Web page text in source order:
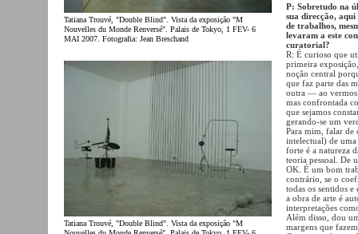
Tatiana Trouvé, "Double Blind". Vista da exposição "M
Nouvelles du Monde Renversé". Palais de Tokyo, 1 FEV- 6
MAI 2007. Fotografia: Jean Breschand
Tatiana Trouvé, "Double Blind". Vista da exposição "M
P: Sobretudo na
sua direcção,
de trabalhos,
levaram a este
curatorial?
R: É curioso que
primeira
noção central
que faz parte das
outra — ao vermos
mas confrontada
que sejamos
gerando-se um
Para mim, falar de
intelectual) de
forte é a natureza
teoria pessoal. De
OK. É um bom
contrário, se o
todas os sentidos
a obra de arte é
interpretações
Além disso, dou
margens que